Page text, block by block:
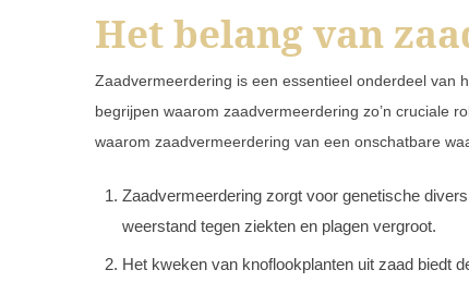
Het belang van
Zaadvermeerdering is een essentieel onderdeel van
begrijpen waarom zaadvermeerdering zo’n cruciale
waarom zaadvermeerdering van een onschatbare
Zaadvermeerdering zorgt voor genetische
weerstand tegen ziekten en plagen vergroot.
Het kweken van knoflookplanten uit zaad biedt